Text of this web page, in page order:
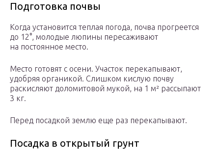
Подготовка почвы
Когда установится теплая погода, почва прогреется
до 12°, молодые люпины пересаживают
на постоянное место.
Место готовят с осени. Участок перекапывают,
удобряя органикой. Слишком кислую почву
раскисляют доломитовой мукой, на 1 м² рассыпают
3 кг.
Перед посадкой землю еще раз перекапывают.
Посадка в открытый грунт